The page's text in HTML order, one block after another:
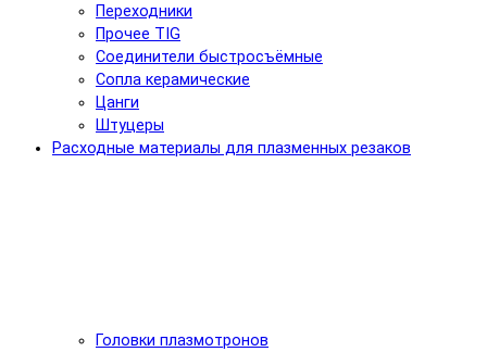
Переходники
Прочее TIG
Соединители быстросъёмные
Сопла керамические
Цанги
Штуцеры
Расходные материалы для плазменных резаков
Головки плазмотронов